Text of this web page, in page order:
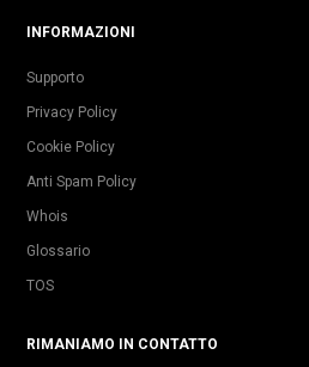
INFORMAZIONI
Supporto
Privacy Policy
Cookie Policy
Anti Spam Policy
Whois
Glossario
TOS
RIMANIAMO IN CONTATTO